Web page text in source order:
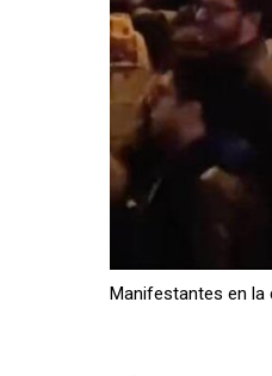
Manifestantes en la